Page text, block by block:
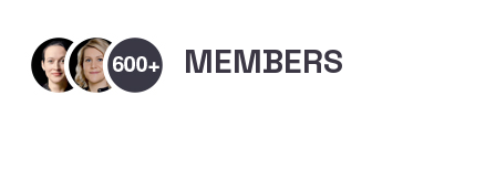
MEMBERS